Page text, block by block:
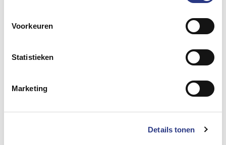
Voorkeuren
Statistieken
Marketing
Details tonen
Nieuwegein
Nieuwegein gebeurt bij ons bedrijf altijd met een
nagenoeg vaste groep medewerkers, zodat de
kwaliteit van de geleverde tent zeer hoog blijft.
Ook het onderhoud aan de zeilen en vloeren